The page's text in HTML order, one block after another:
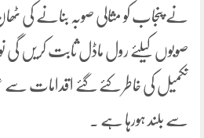
نے پنجاب کو مثالی صوبہ بنانے کی
صوبوں کیلئے رول ماڈل ثابت کریں
تکمیل کی خاطر کئے گئے اقدامات سے
سے بلند ہورہا ہے ۔